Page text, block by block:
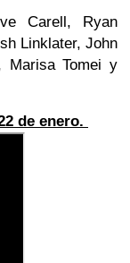
Carell, Ryan
Linklater, John
Marisa Tomei y
de enero.